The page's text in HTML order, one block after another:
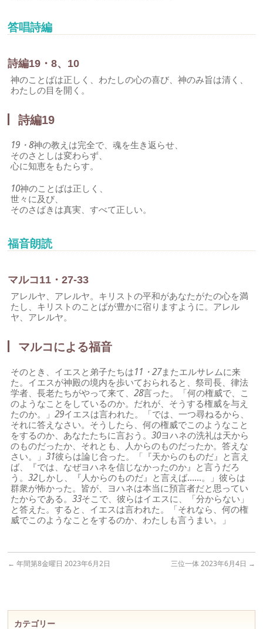
答唱詩編
詩編19・8、10
神のことばは正しく、わたしの心の喜び、神のみ旨は清く、
わたしの目を開く。
詩編19
19・8神の教えは完全で、魂を生き返らせ、
そのさとしは変わらず、
心に知恵をもたらす。
10神のことばは正しく、
世々に及び、
そのさばきは真実、すべて正しい。
福音朗読
マルコ11・27-33
アレルヤ、アレルヤ。キリストの平和があなたがたの心を満
たし、キリストのことばが豊かに宿りますように。アレル
ヤ、アレルヤ。
マルコによる福音
そのとき、イエスと弟子たちは11・27またエルサレムに来
た。イエスが神殿の境内を歩いておられると、祭司長、律法
学者、長老たちがやって来て、28言った。「何の権威で、こ
のようなことをしているのか。だれが、そうする権威を与え
たのか。」29イエスは言われた。「では、一つ尋ねるから、
それに答えなさい。そうしたら、何の権威でこのようなこと
をするのか、あなたたちに言おう。30ヨハネの洗礼は天から
のものだったか、それとも、人からのものだったか。答えな
さい。」31彼らは論じ合った。「『天からのものだ』と言え
ば、『では、なぜヨハネを信じなかったのか』と言うだろ
う。32しかし、『人からのものだ』と言えば……。」彼らは
群衆が怖かった。皆が、ヨハネは本当に預言者だと思ってい
たからである。33そこで、彼らはイエスに、「分からない」
と答えた。すると、イエスは言われた。「それなら、何の権
威でこのようなことをするのか、わたしも言うまい。」
← 年間第8金曜日 2023年6月2日 三位一体 2023年6月4日 →
カテゴリー